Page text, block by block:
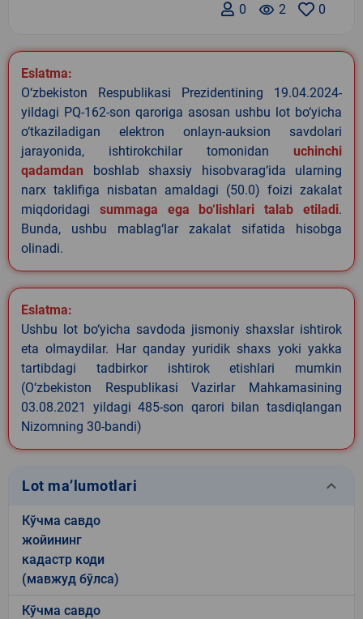
0
remove_red_eye 2
0
Eslatma:
O‘zbekiston Respublikasi Prezidentining 19.04.2024-
yildagi PQ-162-son qaroriga asosan ushbu lot bo‘yicha
o‘tkaziladigan elektron onlayn-auksion savdolari
jarayonida, ishtirokchilar tomonidan uchinchi
qadamdan boshlab shaxsiy hisobvarag‘ida ularning
narx taklifiga nisbatan amaldagi (50.0) foizi zakalat
miqdoridagi summaga ega bo‘lishlari talab etiladi.
Bunda, ushbu mablag‘lar zakalat sifatida hisobga
olinadi.
Eslatma:
Ushbu lot bo‘yicha savdoda jismoniy shaxslar ishtirok
eta olmaydilar. Har qanday yuridik shaxs yoki yakka
tartibdagi tadbirkor ishtirok etishlari mumkin
(O‘zbekiston Respublikasi Vazirlar Mahkamasining
03.08.2021 yildagi 485-son qarori bilan tasdiqlangan
Nizomning 30-bandi)
Lot ma’lumotlari keyboard_arrow_down
Кўчма савдо
жойининг
кадастр коди
(мавжуд бўлса)
Кўчма савдо